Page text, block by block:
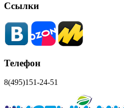
Ссылки
Телефон
8(495)151-24-51